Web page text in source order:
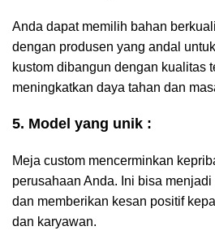
Anda dapat memilih bahan
dengan produsen yang andal
kustom dibangun dengan kualitas
meningkatkan daya tahan dan
5. Model yang unik :
Meja custom mencerminkan
perusahaan Anda. Ini bisa
dan memberikan kesan positif
dan karyawan.